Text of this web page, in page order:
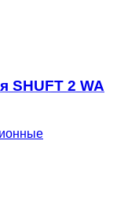
SHUFT 2 WA